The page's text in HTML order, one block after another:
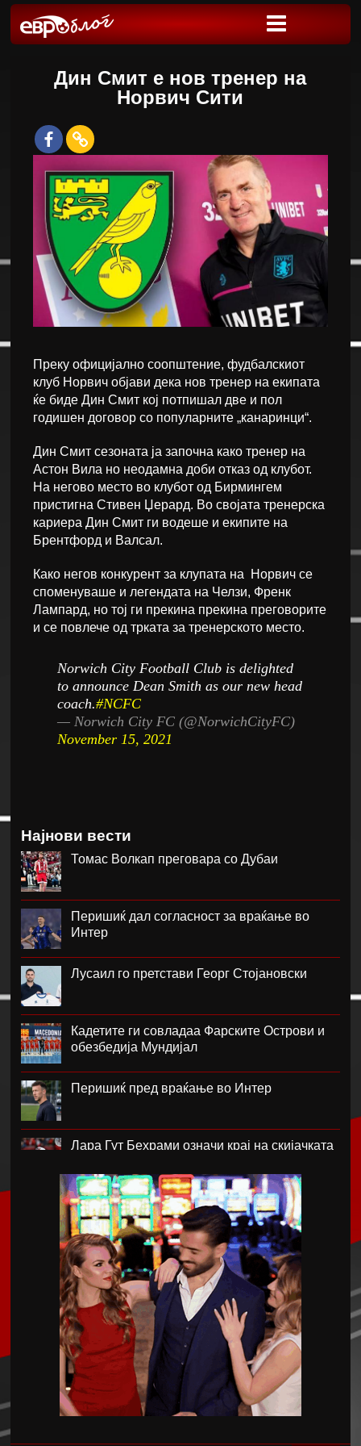
Дин Смит е нов тренер на
Норвич Сити
Преку официјално соопштение, фудбалскиот
клуб Норвич објави дека нов тренер на екипата
ќе биде Дин Смит кој потпишал две и пол
годишен договор со популарните „канаринци“.
Дин Смит сезоната ја започна како тренер на
Астон Вила но неодамна доби отказ од клубот.
На негово место во клубот од Бирмингем
пристигна Стивен Џерард. Во својата тренерска
кариера Дин Смит ги водеше и екипите на
Брентфорд и Валсал.
Како негов конкурент за клупата на Норвич се
споменуваше и легендата на Челзи, Френк
Лампард, но тој ги прекина прекина преговорите
и се повлече од трката за тренерското место.
Norwich City Football Club is delighted
to announce Dean Smith as our new head
coach.#NCFC
— Norwich City FC (@NorwichCityFC)
November 15, 2021
Најнови вести
Томас Волкап преговара со Дубаи
Перишиќ дал согласност за враќање во
Интер
Лусаил го претстави Георг Стојановски
Кадетите ги совладаа Фарските Острови и
обезбедија Мундијал
Перишиќ пред враќање во Интер
Лара Гут Бехрами означи крај на скијачката
Меси со два гола се врати во дресот на
Интер Мајами по Мундијалот
Шенгелија плати еден милион и се
ослободи од Барселона
Мајорка убедливо го совлада ПСЖ
Американецот МекДауел потпиша за
Пелистер